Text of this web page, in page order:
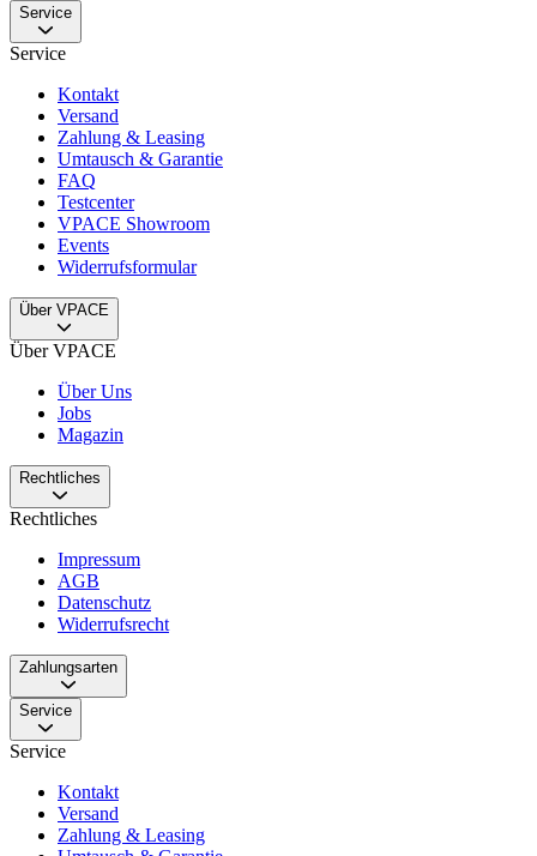
Service
Service
Kontakt
Versand
Zahlung & Leasing
Umtausch & Garantie
FAQ
Testcenter
VPACE Showroom
Events
Widerrufsformular
Über VPACE
Über VPACE
Über Uns
Jobs
Magazin
Rechtliches
Rechtliches
Impressum
AGB
Datenschutz
Widerrufsrecht
Zahlungsarten
Service
Service
Kontakt
Versand
Zahlung & Leasing